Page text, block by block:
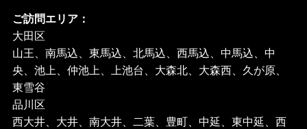
ご訪問エリア：
大田区
山王、南馬込、東馬込、北馬込、西馬込、中馬込、中
央、池上、仲池上、上池台、大森北、大森西、久が原、
東雪谷
品川区
西大井、大井、南大井、二葉、豊町、中延、東中延、西